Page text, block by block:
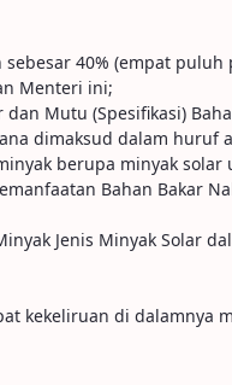
40% (empat
Menteri ini;
Mutu (Spesifikasi)
dimaksud dalam huruf
berupa minyak solar
Bahan Bakar
Jenis Minyak Solar
kekeliruan di dalamnya